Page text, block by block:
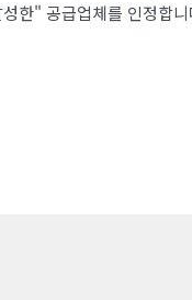
한" 공급업체를 인정합니